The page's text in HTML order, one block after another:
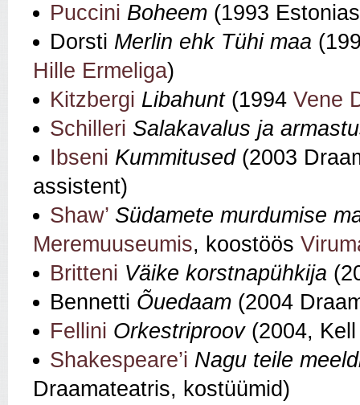
Puccini Boheem (1993
Dorsti Merlin ehk Tühi maa
Hille Ermeliga)
Kitzbergi Libahunt(1994 Vene
Schilleri Salakavalus ja
Ibseni Kummitused(2003
assistent)
Shaw’ Südamete murdumise
Meremuuseumis, koostöös
Britteni Väike korstnapühkija
Bennetti Õuedaam (2004
Fellini Orkestriproov(2004, Kell
Shakespeare’i Nagu teile
Draamateatris, kostüümid)